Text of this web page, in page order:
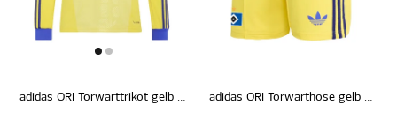
adidas ORI Torwarttrikot gelb 26/27 adidas ORI Torwarthose gelb 26/27